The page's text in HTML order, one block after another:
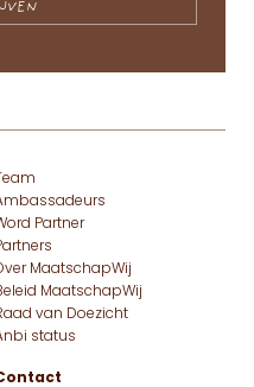
Team
Partner
MaatschapWij
MaatschapWij
van Doezicht
status